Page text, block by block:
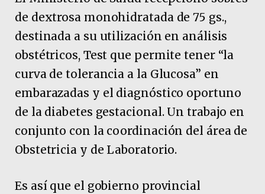
de dextrosa monohidratada de 75 gs.,
destinada a su utilización en análisis
obstétricos, Test que permite tener “la
curva de tolerancia a la Glucosa” en
embarazadas y el diagnóstico oportuno
de la diabetes gestacional. Un trabajo en
conjunto con la coordinación del área de
Obstetricia y de Laboratorio.
Es así que el gobierno provincial